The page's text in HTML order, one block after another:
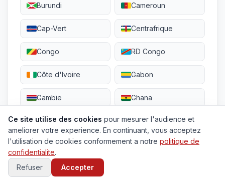
Burundi Cameroun
Cap-Vert Centrafrique
Congo RD Congo
Côte d'Ivoire Gabon
Gambie Ghana
Guinée Guinée-Bissau
Guinée Équat. Libéria
Mali
Ce site utilise des cookies pour mesurer l'audience et
ameliorer votre experience. En continuant, vous acceptez
l'utilisation de cookies conformement a notre politique de
confidentialite.
Refuser
Accepter